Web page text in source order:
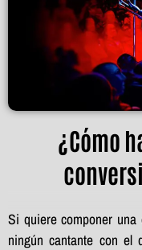
¿Cómo
Si quiere componer
ningún cantante con el